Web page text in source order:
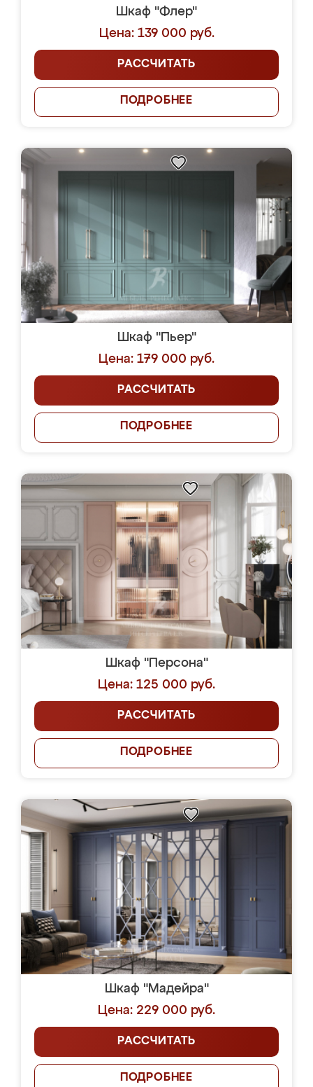
Шкаф "Флер"
Цена: 139 000 руб.
РАССЧИТАТЬ
ПОДРОБНЕЕ
Шкаф "Пьер"
Цена: 179 000 руб.
РАССЧИТАТЬ
ПОДРОБНЕЕ
Шкаф "Персона"
Цена: 125 000 руб.
РАССЧИТАТЬ
ПОДРОБНЕЕ
Шкаф "Мадейра"
Цена: 229 000 руб.
РАССЧИТАТЬ
ПОДРОБНЕЕ